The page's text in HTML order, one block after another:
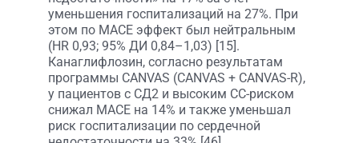
уменьшения госпитализаций на 27%. При
этом по MACE эффект был нейтральным
(HR 0,93; 95% ДИ 0,84–1,03) [15].
Канаглифлозин, согласно результатам
программы CANVAS (CANVAS + CANVAS-R),
у пациентов с СД2 и высоким СС-риском
снижал MACE на 14% и также уменьшал
риск госпитализации по сердечной